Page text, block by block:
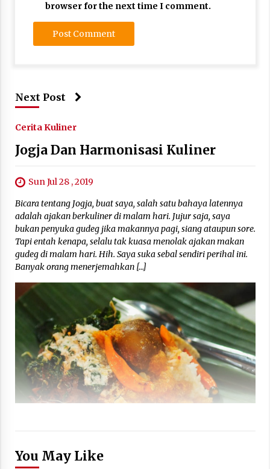
browser for the next time I comment.
Next Post
Cerita Kuliner
Jogja Dan Harmonisasi Kuliner
Sun Jul 28 , 2019
Bicara tentang Jogja, buat saya, salah satu bahaya latennya
adalah ajakan berkuliner di malam hari. Jujur saja, saya
bukan penyuka gudeg jika makannya pagi, siang ataupun sore.
Tapi entah kenapa, selalu tak kuasa menolak ajakan makan
gudeg di malam hari. Hih. Saya suka sebal sendiri perihal ini.
Banyak orang menerjemahkan […]
You May Like